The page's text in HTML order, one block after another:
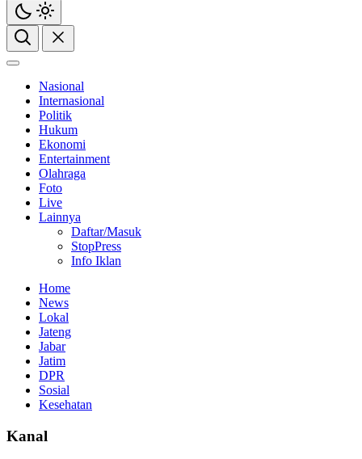
Nasional
Internasional
Politik
Hukum
Ekonomi
Entertainment
Olahraga
Foto
Live
Lainnya
Daftar/Masuk
StopPress
Info Iklan
Home
News
Lokal
Jateng
Jabar
Jatim
DPR
Sosial
Kesehatan
Kanal